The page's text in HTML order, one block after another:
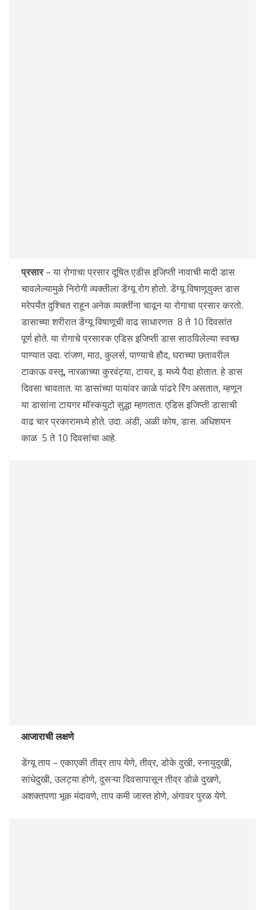
प्रसार– या रोगाचा प्रसार दूषित एडीस इजिप्ती नावाची मादी डास
चावलेल्यामुळे निरोगी व्यक्तीला डेंग्यू रोग होतो. डेंग्यू विषाणूयुक्त डास
मरेपर्यंत दुश्चित राहून अनेक व्यक्तींना चावून या रोगाचा प्रसार करतो.
डासाच्या शरीरात डेंग्यू विषाणूची वाढ साधारणत 8 ते 10 दिवसांत
पूर्ण होते. या रोगाचे प्रसारक एडिस इजिप्ती डास साठविलेल्या स्वच्छ
पाण्यात उदा. रांजण, माठ, कुलर्स, पाण्याचे हौद, घराच्या छतावरील
टाकाऊ वस्तू, नारळाच्या कुरवंट्या, टायर, इ. मध्ये पैदा होतात. हे डास
दिवसा चावतात. या डासांच्या पायांवर काळे पांढरे रिंग असतात, म्हणून
या डासांना टायगर मॉस्कयुटो सुद्धा म्हणतात. एडिस इजिप्ती डासाची
वाढ चार प्रकारामध्ये होते. उदा. अंडी, अळी कोष, डास. अधिशयन
काळ 5 ते 10 दिवसांचा आहे.
आजाराची लक्षणे
डेंग्यू ताप – एकाएकी तीव्र ताप येणे, तीव्र, डोके दुखी, स्नायुदुखी,
सांधेदुखी, उलट्या होणे, दुसऱ्या दिवसापासून तीव्र डोळे दुखणे,
अशक्तपणा भूक मंदावणे, ताप कमी जास्त होणे, अंगावर पुरळ येणे.